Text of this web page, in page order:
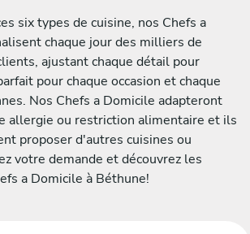
six types de cuisine, nos Chefs a
chaque jour des milliers de
ajustant chaque détail pour
pour chaque occasion et chaque
Nos Chefs a Domicile adapteront
allergie ou restriction alimentaire et ils
proposer d'autres cuisines ou
votre demande et découvrez les
a Domicile à Béthune!